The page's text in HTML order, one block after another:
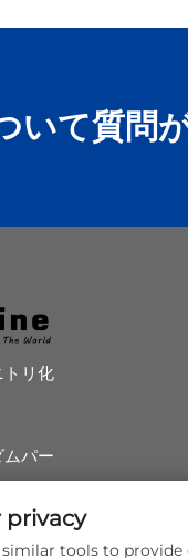
いて質問
トリ化
パー
privacy
similar tools to provide